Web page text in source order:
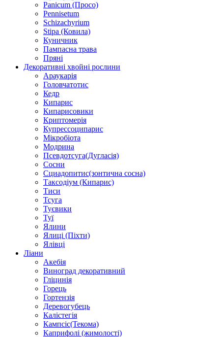
Panicum (Просо)
Pennisetum
Schizachyrium
Stipa (Ковила)
Куничник
Пампасна трава
Пряні
Декоративні хвойні рослини
Араукарія
Головчатотис
Кедр
Кипарис
Кипарисовики
Криптомерія
Купрессоципарис
Мікробіота
Модрина
Псевдотсуга(Дугласія)
Сосни
Сциадопитис(зонтична сосна)
Таксодіум (Кипарис)
Тиси
Тсуга
Туєвики
Туї
Ялини
Ялиці (Піхти)
Ялівці
Ліани
Акебія
Виноград декоративний
Гліцинія
Горець
Гортензія
Деревогубець
Калістегія
Кампсіс(Текома)
Каприфолі (жимолості)